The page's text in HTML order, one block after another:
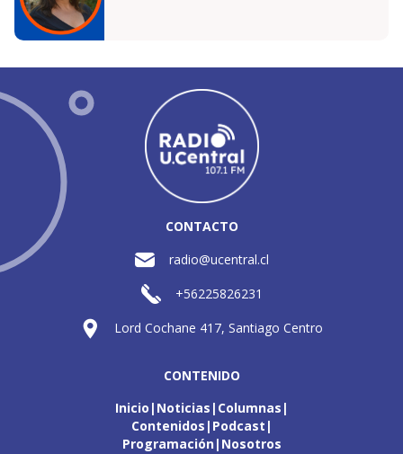
CONTACTO
radio@ucentral.cl
+56225826231
Lord Cochane 417, Santiago Centro
CONTENIDO
Inicio Noticias Columnas
Contenidos Podcast
Programación Nosotros